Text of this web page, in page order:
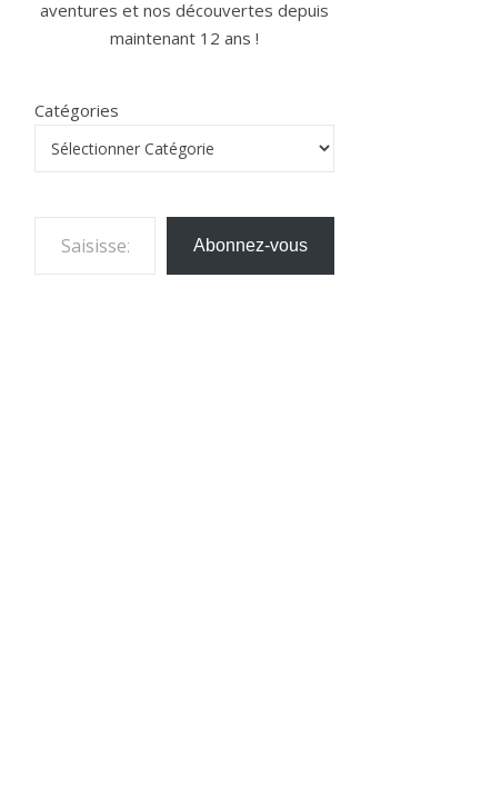
aventures et nos découvertes depuis
maintenant 12 ans !
Catégories
Saisissez votre adresse e-mail…
Abonnez-vous